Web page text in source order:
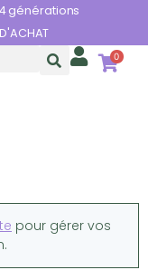
générations
0
pour gérer vos